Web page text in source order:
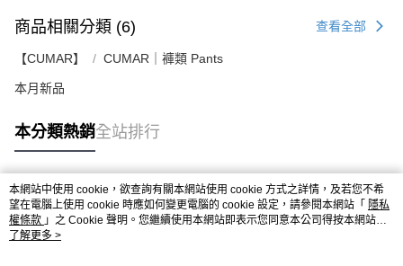
商品相關分類 (6) 查看全部
【CUMAR】 CUMAR｜褲類 Pants
本月新品
本分類熱銷全站排行
熱門標籤
本網站中使用 cookie，欲查詢有關本網站使用 cookie 方式之詳情，及若您不希
望在電腦上使用 cookie 時應如何變更電腦的 cookie 設定，請參閱本網站「 隱私
權條款 」之 Cookie 聲明。您繼續使用本網站即表示您同意本公司得按本網站使
用條款之 Cookie 聲明使用 cookie。
了解更多 >